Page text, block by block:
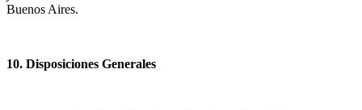
Buenos Aires.
10. Disposiciones Generales